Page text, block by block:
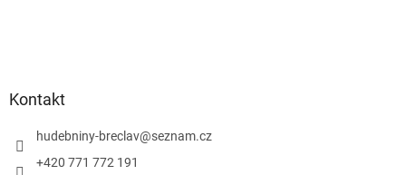
Kontakt
hudebniny-breclav@seznam.cz
+420 771 772 191